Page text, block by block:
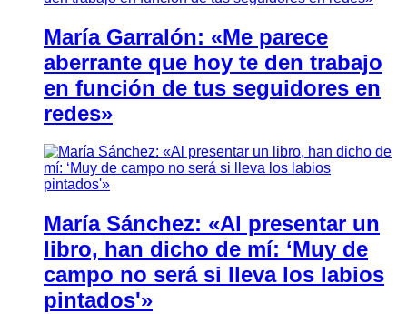
María Garralón: «Me parece
aberrante que hoy te den trabajo
en función de tus seguidores en
redes»
María Sánchez: «Al presentar un
libro, han dicho de mí: ‘Muy de
campo no será si lleva los labios
pintados'»